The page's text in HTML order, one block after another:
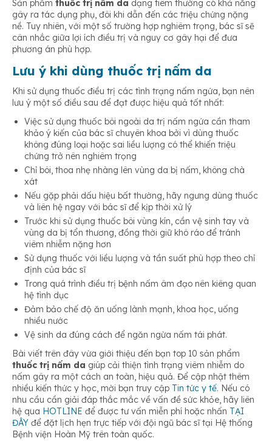
Sản phẩm thuốc trị nấm da dạng tiêm thường có khả năng
gây ra tác dụng phụ, đôi khi dẫn đến các triệu chứng nặng
nề. Tuy nhiên, với một số trường hợp nghiêm trọng, bác sĩ sẽ
cân nhắc giữa lợi ích điều trị và nguy cơ gây hại để đưa
phương án phù hợp.
Lưu ý khi dùng thuốc trị nấm da
Khi sử dụng thuốc điều trị các tình trạng nấm ngứa, bạn nên
lưu ý một số điều sau để đạt được hiệu quả tốt nhất:
Việc sử dụng thuốc bôi ngoài da trị nấm ngứa cần tham
khảo ý kiến của bác sĩ chuyên khoa bởi vì dùng thuốc
không đúng loại hoặc sai liều lượng có thể khiến triệu
chứng trở nên nghiêm trọng
Chỉ bôi, thoa nhẹ nhàng lên vùng da bị nấm, không chà
xát
Nếu gặp phải dấu hiệu bất thường, hãy ngưng dùng thuốc
và liên hệ ngay với bác sĩ để kịp thời xử lý
Trước khi sử dụng thuốc bôi vùng kín, cần vệ sinh tay và
vùng da bị tổn thương, đồng thời giữ khô ráo để tránh
viêm nhiễm nặng hơn
Sử dụng thuốc với liều lượng và tần suất phù hợp theo chỉ
định của bác sĩ
Trong quá trình điều trị bệnh nấm âm đạo nên kiêng quan
hệ tình dục
Đảm bảo chế độ ăn uống lành mạnh, khoa học, uống
nhiều nước
Vệ sinh da đúng cách để ngăn ngừa nấm tái phát.
Bài viết trên đây vừa giới thiệu đến bạn top 10 sản phẩm
thuốc trị nấm da giúp cải thiện tình trạng viêm nhiễm do
nấm gây ra một cách an toàn, hiệu quả. Để cập nhật thêm
nhiều kiến thức y học, mời bạn truy cập Tin tức y tế. Nếu có
nhu cầu cần giải đáp thắc mắc về vấn đề sức khỏe, hãy liên
hệ qua HOTLINE để được tư vấn miễn phí hoặc nhấn TẠI
ĐÂY để đặt lịch hẹn trực tiếp với đội ngũ bác sĩ tại Hệ thống
Bệnh viện Hoàn Mỹ trên toàn quốc.